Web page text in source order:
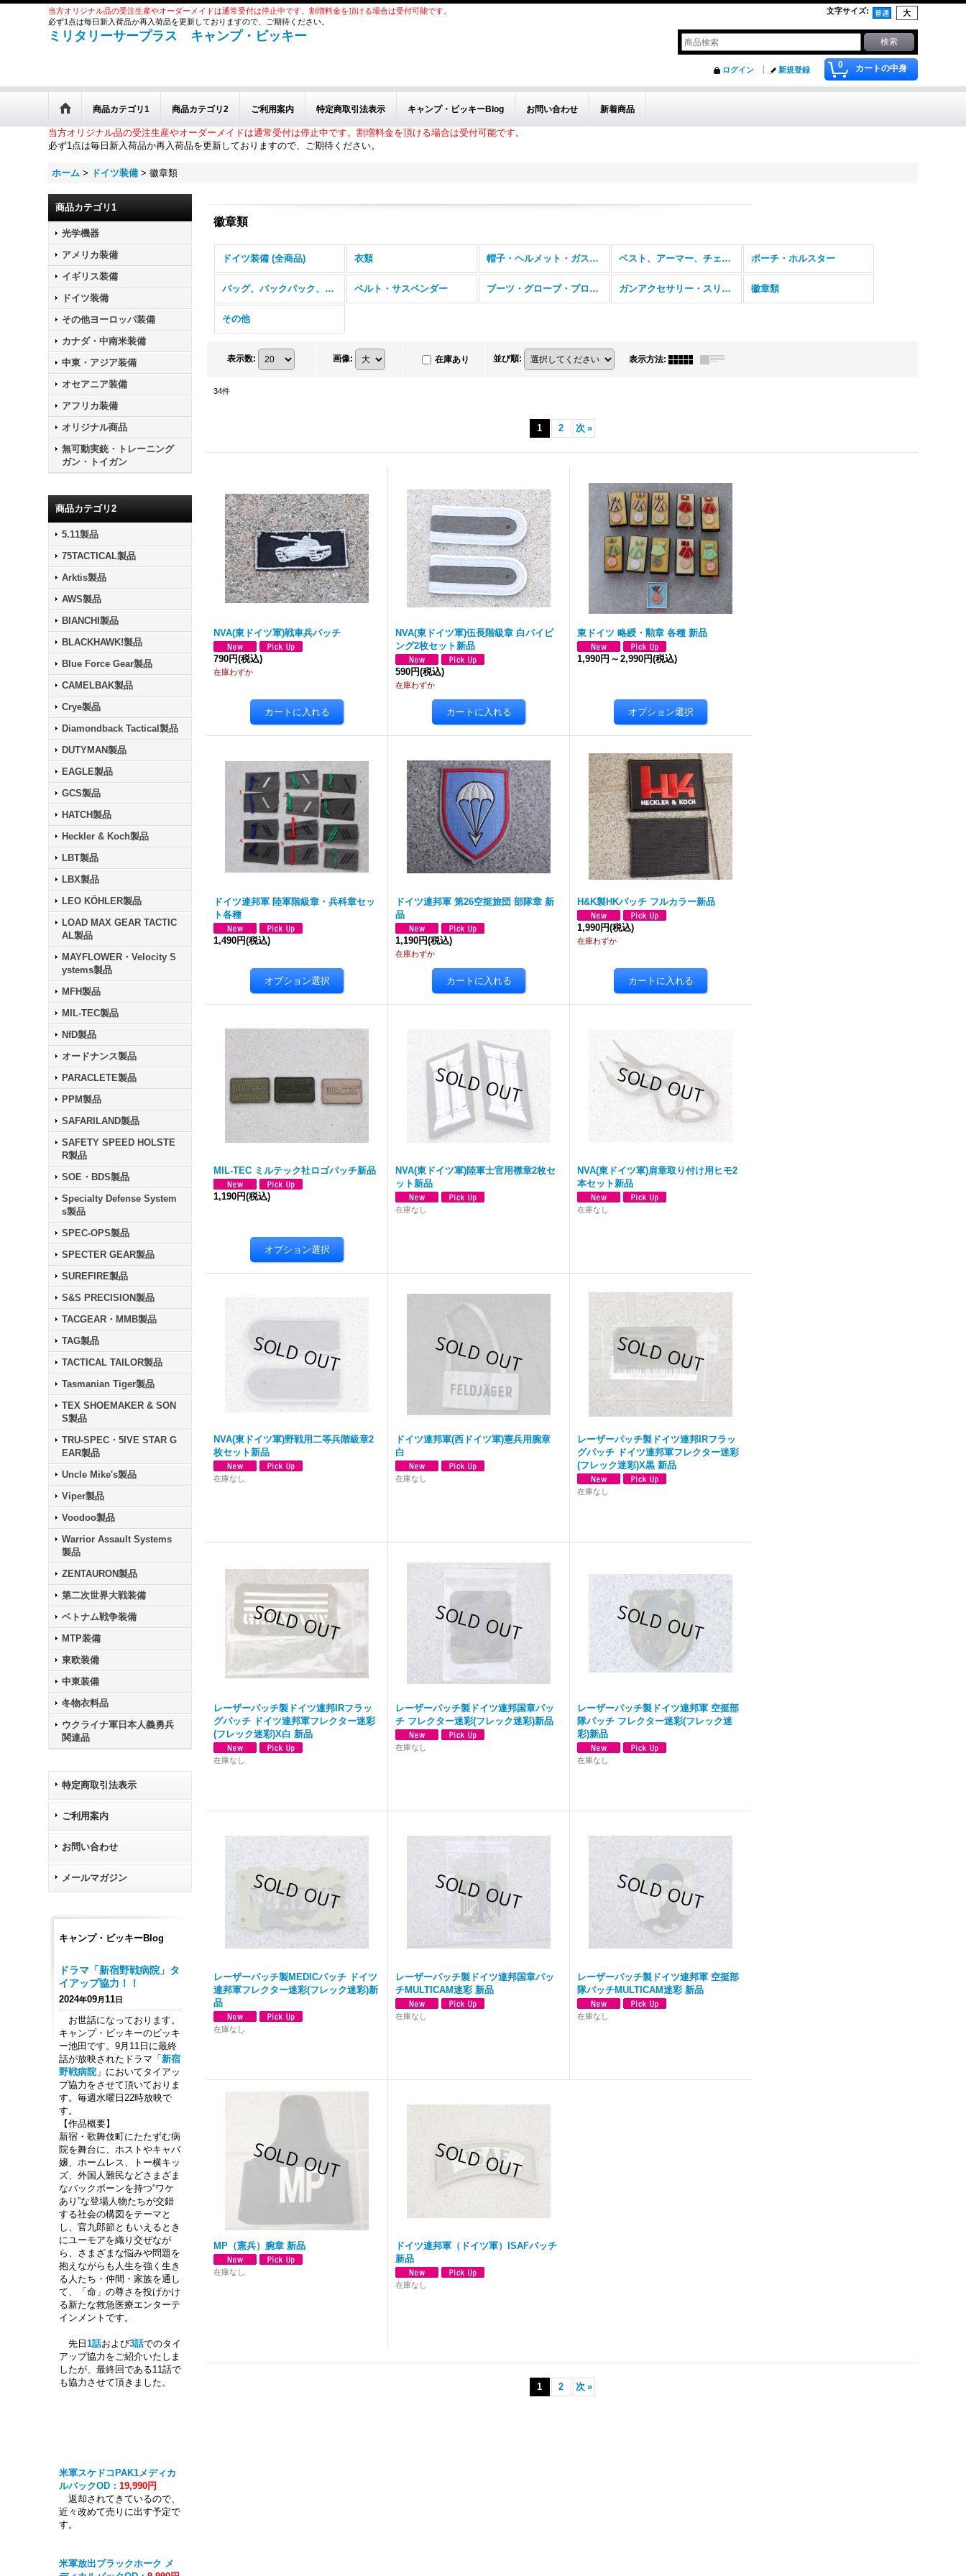
当方オリジナル品の受注生産やオーダーメイドは通常受付は停止中です。割増料金を頂ける場合は受付可能です。
必ず1点は毎日新入荷品か再入荷品を更新しておりますので、ご期待ください。
文字サイズ:
ミリタリーサープラス キャンプ・ビッキー
0 カートの中身
ログイン 新規登録
商品カテゴリ1 商品カテゴリ2 ご利用案内 特定商取引法表示 キャンプ・ビッキーBlog お問い合わせ 新着商品
当方オリジナル品の受注生産やオーダーメイドは通常受付は停止中です。割増料金を頂ける場合は受付可能です。
必ず1点は毎日新入荷品か再入荷品を更新しておりますので、ご期待ください。
ホーム > ドイツ装備 > 徽章類
商品カテゴリ1
光学機器
アメリカ装備
イギリス装備
ドイツ装備
その他ヨーロッパ装備
カナダ・中南米装備
中東・アジア装備
オセアニア装備
アフリカ装備
オリジナル商品
無可動実銃・トレーニング
ガン・トイガン
商品カテゴリ2
5.11製品
75TACTICAL製品
Arktis製品
AWS製品
BIANCHI製品
BLACKHAWK!製品
Blue Force Gear製品
CAMELBAK製品
Crye製品
Diamondback Tactical製品
DUTYMAN製品
EAGLE製品
GCS製品
HATCH製品
Heckler & Koch製品
LBT製品
LBX製品
LEO KÖHLER製品
LOAD MAX GEAR TACTIC
AL製品
MAYFLOWER・Velocity S
ystems製品
MFH製品
MIL-TEC製品
NfD製品
オードナンス製品
PARACLETE製品
PPM製品
SAFARILAND製品
SAFETY SPEED HOLSTE
R製品
SOE・BDS製品
Specialty Defense System
s製品
SPEC-OPS製品
SPECTER GEAR製品
SUREFIRE製品
S&S PRECISION製品
TACGEAR・MMB製品
TAG製品
TACTICAL TAILOR製品
Tasmanian Tiger製品
TEX SHOEMAKER & SON
S製品
TRU-SPEC・5IVE STAR G
EAR製品
Uncle Mike's製品
Viper製品
Voodoo製品
Warrior Assault Systems
製品
ZENTAURON製品
第二次世界大戦装備
ベトナム戦争装備
MTP装備
東欧装備
中東装備
冬物衣料品
ウクライナ軍日本人義勇兵
関連品
特定商取引法表示
ご利用案内
お問い合わせ
メールマガジン
キャンプ・ビッキーBlog
ドラマ「新宿野戦病院」タ
イアップ協力！！
2024年09月11日
お世話になっております。
キャンプ・ビッキーのビッキ
ー池田です。9月11日に最終
話が放映されたドラマ「新宿
野戦病院 」においてタイアッ
プ協力をさせて頂いておりま
す。毎週水曜日22時放映で
す。
【作品概要】
新宿・歌舞伎町にたたずむ病
院を舞台に、ホストやキャバ
嬢、ホームレス、トー横キッ
ズ、外国人難民などさまざま
なバックボーンを持つ“ワケ
あり”な登場人物たちが交錯
する社会の構図をテーマと
し、官九郎節ともいえるとき
にユーモアを織り交ぜなが
ら、さまざまな悩みや問題を
抱えながらも人生を強く生き
る人たち・仲間・家族を通し
て、「命」の尊さを投げかけ
る新たな救急医療エンターテ
インメントです。
先日1話および3話でのタイ
アップ協力をご紹介いたしま
したが、最終回である11話で
も協力させて頂きました。
米軍スケドコPAK1メディカ
ルパックOD：19,990円
返却されてきているので、
近々改めて売りに出す予定で
す。
米軍放出ブラックホーク メ
徽章類
ドイツ装備 (全商品) 衣類 帽子・ヘルメット・ガスマスク・ゴーグル ベスト、アーマー、チェストリグ ポーチ・ホルスター
バッグ、バックパック、フィールドパック ベルト・サスペンダー ブーツ・グローブ・プロテクター ガンアクセサリー・スリング・ガンパーツ 徽章類
その他
表示数: 画像: 在庫あり 並び順: 表示方法:
34件
1 2 次 »
NVA(東ドイツ軍)戦車兵パッチ
790円(税込)
在庫わずか
NVA(東ドイツ軍)伍長階級章 白パイピ
ング2枚セット新品
590円(税込)
在庫わずか
東ドイツ 略綬・勲章 各種 新品
1,990円 ～ 2,990円(税込)
ドイツ連邦軍 陸軍階級章・兵科章セッ
ト各種
1,490円(税込)
ドイツ連邦軍 第26空挺旅団 部隊章 新
品
1,190円(税込)
在庫わずか
H&K製HKパッチ フルカラー新品
1,990円(税込)
在庫わずか
MIL-TEC ミルテック社ロゴパッチ新品
1,190円(税込)
NVA(東ドイツ軍)陸軍士官用襟章2枚セ
ット新品
在庫なし
NVA(東ドイツ軍)肩章取り付け用ヒモ2
本セット新品
在庫なし
NVA(東ドイツ軍)野戦用二等兵階級章2
枚セット新品
在庫なし
ドイツ連邦軍(西ドイツ軍)憲兵用腕章
白
在庫なし
レーザーパッチ製ドイツ連邦IRフラッ
グパッチ ドイツ連邦軍フレクター迷彩
(フレック迷彩)X黒 新品
在庫なし
レーザーパッチ製ドイツ連邦IRフラッ
グパッチ ドイツ連邦軍フレクター迷彩
(フレック迷彩)X白 新品
在庫なし
レーザーパッチ製ドイツ連邦国章パッ
チ フレクター迷彩(フレック迷彩)新品
在庫なし
レーザーパッチ製ドイツ連邦軍 空挺部
隊パッチ フレクター迷彩(フレック迷
彩)新品
在庫なし
レーザーパッチ製MEDICパッチ ドイツ
連邦軍フレクター迷彩(フレック迷彩)新
品
在庫なし
レーザーパッチ製ドイツ連邦国章パッ
チMULTICAM迷彩 新品
在庫なし
レーザーパッチ製ドイツ連邦軍 空挺部
隊パッチMULTICAM迷彩 新品
在庫なし
MP（憲兵）腕章 新品
在庫なし
ドイツ連邦軍（ドイツ軍）ISAFパッチ
新品
在庫なし
1 2 次 »